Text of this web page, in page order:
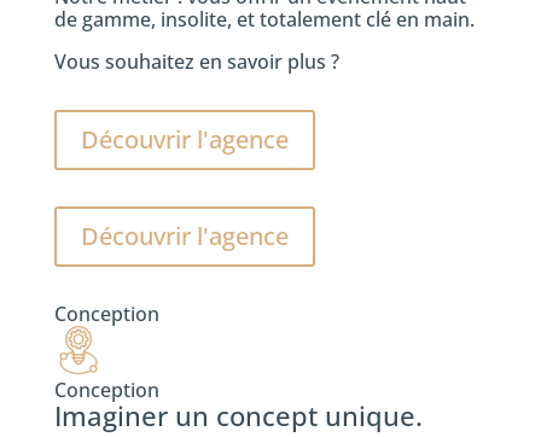
de gamme, insolite, et totalement clé en main.
Vous souhaitez en savoir plus ?
Découvrir l'agence
Découvrir l'agence
Conception
Conception
Imaginer un concept unique.